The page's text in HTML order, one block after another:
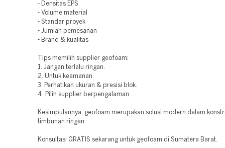
- Densitas EPS
- Volume material
- Standar proyek
- Jumlah pemesanan
- Brand & kualitas
Tips memilih supplier geofoam:
1. Jangan terlalu ringan.
2. Untuk keamanan.
3. Perhatikan ukuran & presisi blok.
4. Pilih supplier berpengalaman.
Kesimpulannya, geofoam merupakan solusi modern dalam
timbunan ringan.
Konsultasi GRATIS sekarang untuk geofoam di Sumatera Barat.